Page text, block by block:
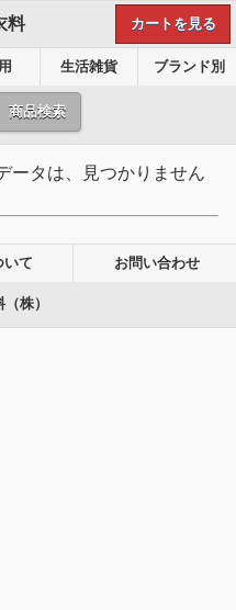
料 カートを見る
生活雑貨 ブランド別
商品検索
ータは、見つかりません
いて お問い合わせ
株）